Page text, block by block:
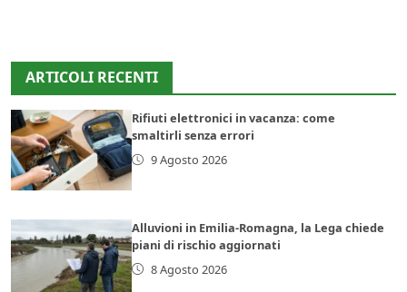
ARTICOLI RECENTI
Rifiuti elettronici in vacanza: come
smaltirli senza errori
9 Agosto 2026
Alluvioni in Emilia-Romagna, la Lega chiede
piani di rischio aggiornati
8 Agosto 2026